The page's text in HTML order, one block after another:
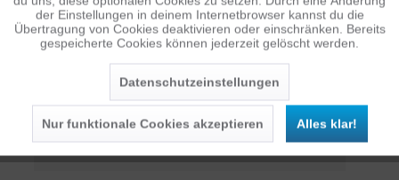
Persönliche Empfehlungen
Service Inaktiv
der Einstellungen in deinem Internetbrowser kannst du die
Übertragung von Cookies deaktivieren oder einschränken. Bereits
gespeicherte Cookies können jederzeit gelöscht werden.
Datenschutzeinstellungen
Nur funktionale Cookies akzeptieren Alles klar!